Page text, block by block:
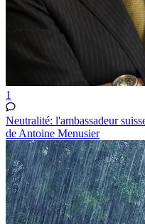
1
Neutralité: l'ambassadeur
de Antoine Menusier